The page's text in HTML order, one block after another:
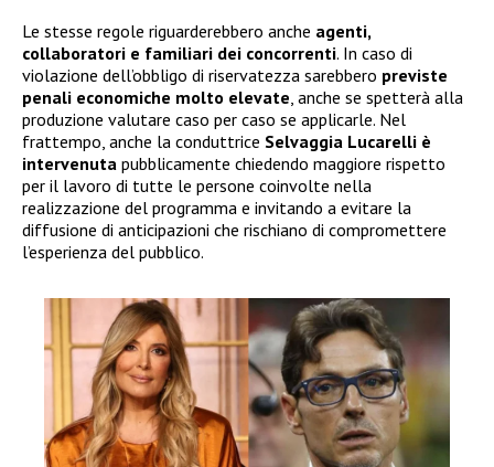
Le stesse regole riguarderebbero anche agenti,
collaboratori e familiari dei concorrenti. In caso di
violazione dell’obbligo di riservatezza sarebbero previste
penali economiche molto elevate, anche se spetterà alla
produzione valutare caso per caso se applicarle. Nel
frattempo, anche la conduttrice Selvaggia Lucarelli è
intervenuta pubblicamente chiedendo maggiore rispetto
per il lavoro di tutte le persone coinvolte nella
realizzazione del programma e invitando a evitare la
diffusione di anticipazioni che rischiano di compromettere
l’esperienza del pubblico.